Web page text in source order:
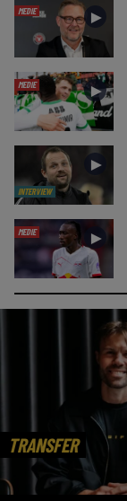
MEDIE ►
MEDIE ►
INTERVIEW
►
MEDIE ►
TRANSFER